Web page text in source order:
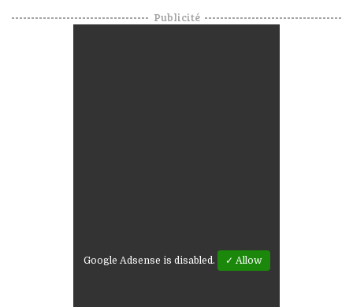
Publicité
Google Adsense is disabled. ✓ Allow